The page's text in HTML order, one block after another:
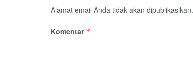
Alamat email Anda tidak akan dipublikasikan.
Komentar *